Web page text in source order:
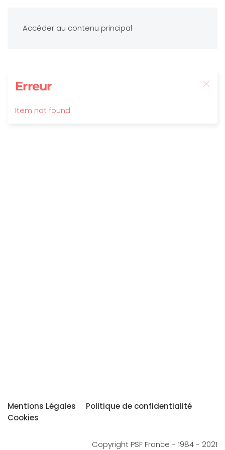
Accéder au contenu principal
Erreur
Item not found
Mentions Légales
Politique de confidentialité
Cookies
Copyright PSF France - 1984 - 2021